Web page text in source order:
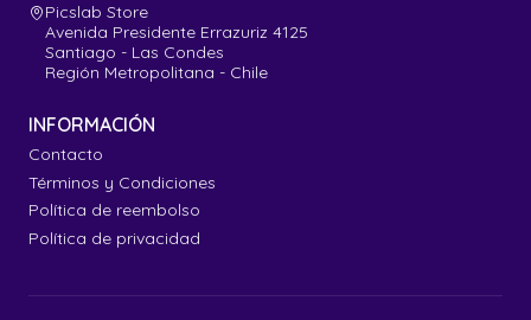
Picslab Store
Avenida Presidente Errazuriz 4125
Santiago - Las Condes
Región Metropolitana - Chile
INFORMACIÓN
Contacto
Términos y Condiciones
Política de reembolso
Política de privacidad